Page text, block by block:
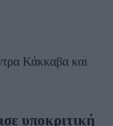
Κάκκαβα και
υποκριτική